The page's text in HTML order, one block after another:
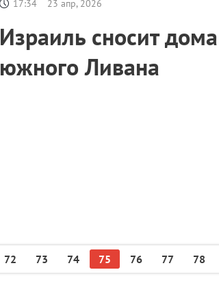
17:34 23 апр, 2026
Израиль сносит
южного Ливана
72 73 74 75 76 77 78